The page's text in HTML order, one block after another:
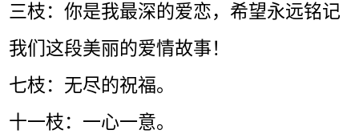
三枝：你是我最深的爱恋，希望永远铭记
我们这段美丽的爱情故事！
七枝：无尽的祝福。
十一枝：一心一意。